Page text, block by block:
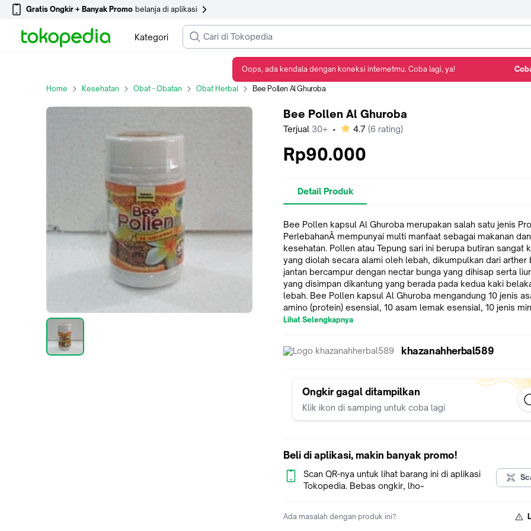
Gratis Ongkir + Banyak Promo belanja di aplikasi
Kategori
Home Kesehatan Obat - Obatan Obat Herbal Bee Pollen Al Ghuroba
Bee Pollen Al Ghuroba
Terjual 30+ • bintang
4.7 (6 rating)
Rp90.000
Detail Produk
Bee Pollen kapsul Al Ghuroba merupakan salah satu jenis
PerlebahanÂ mempunyai multi manfaat sebagai makanan dan
kesehatan. Pollen atau Tepung sari ini berupa butiran sangat
yang diolah secara alami oleh lebah, dikumpulkan dari arther
jantan bercampur dengan nectar bunga yang dihisap serta
yang disimpan dikantung yang berada pada kedua kaki
lebah. Bee Pollen kapsul Al Ghuroba mengandung 10 jenis asam
amino (protein) esensial, 10 asam lemak esensial, 10 jenis
vitamin A,B,C,D dan E serta hormone pertumbuhan, hormone
metabolisme dan regenerasi sel-sel tubuh. Melihat
berguna untuk membangun dan memperbaiki sel-sel tubuh
maka tidak salah bila bee pollen disebut sebagai Inti Sari
KehidupanÂ Untuk kemudahan bagi para pencinta produk herbal
alami maka PJ al Ghuroba menyajikan Bee Pollen dalam
bahan tambahan apapun, sehingga menghasilkan produk yang
berkualitas. Insya Alloh sangat berkhasiat untuk: Menyuburkan
kandungan, penambah gizi bagi ibu hamil dan menyusui.
proses tumbuh kembang anak Menguatkan daya ingat dan
program diet. Membantu penyembuhan berbagai macam
Lihat Selengkapnya
khazanahherbal589
Ongkir gagal ditampilkan
Klik ikon di samping untuk coba lagi
Beli di aplikasi, makin banyak promo!
Scan QR-nya untuk lihat barang ini di aplikasi
Tokopedia. Bebas ongkir, lho~
Ada masalah dengan produk ini?
Oops, ada kendala dengan koneksi internetmu. Coba lagi, ya!